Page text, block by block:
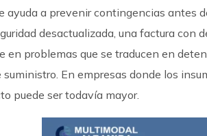
ayuda a prevenir contingencias antes
desactualizada, una factura con
en problemas que se traducen en
suministro. En empresas donde los
puede ser todavía mayor.